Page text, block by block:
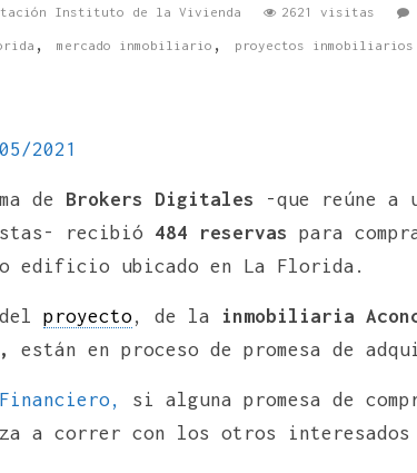
Instituto de la Vivienda 2621 visitas
, mercado inmobiliario , proyectos inmobiliarios
2021
de Brokers Digitales -que reúne a
recibió 484 reservas para
edificio ubicado en La Florida.
proyecto, de la inmobiliaria
están en proceso de promesa de
si alguna promesa de
a correr con los otros